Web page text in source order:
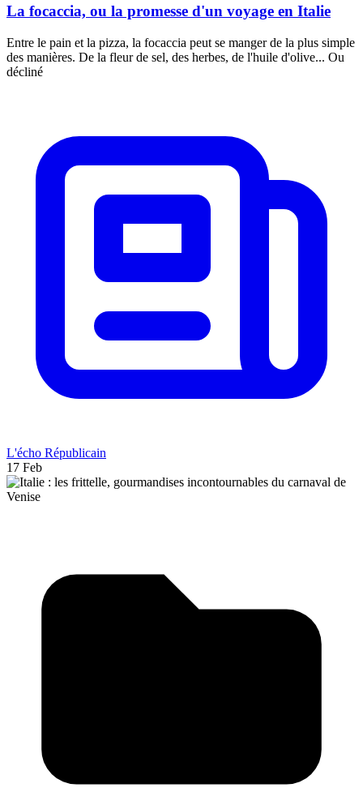
La focaccia, ou la promesse d'un voyage en Italie
Entre le pain et la pizza, la focaccia peut se manger de la plus simple
des manières. De la fleur de sel, des herbes, de l'huile d'olive... Ou
décliné
L'écho Républicain
17 Feb